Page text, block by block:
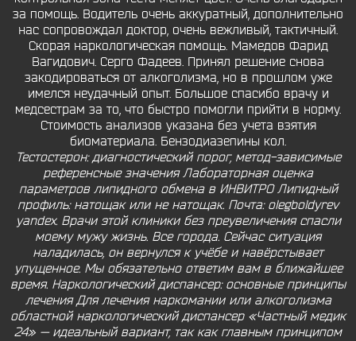
за помощь. Водитель очень аккуратный, дополнительно
нас сопровождал доктор, очень вежливый, тактичный.
Скорая наркологическая помощь. Мамедов Фарид
Вагидович. Серго Фадеев. Принял решение снова
закодироваться от алкоголизма, но в прошлом уже
имелся неудачный опыт. Большое спасибо врачу и
медсестрам за то, что быстро помогли прийти в норму.
Cтоимость анализов указана без учета взятия
биоматериала. Бензодиазепины кол.
Тестостерон: диагностический порог, метод-зависимые
референсные значения Лабораторная оценка
параметров липидного обмена в ИНВИТРО Липидный
профиль: натощак или не натощак. Почта: olegboldyrev
yandex. Врачи этой клиники без преувеличения спасли
моему мужу жизнь. Все города. Сейчас ситуация
наладилась, он вернулся к учёбе и навёрстывает
упущенное. Мы обязательно ответим вам в ближайшее
время. Наркологический диспансер: основные принципы
лечения Для лечения наркомании или алкоголизма
областной наркологический диспансер «Частный медик
24» — идеальный вариант, так как главным принципом